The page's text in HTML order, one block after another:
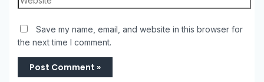
Save my name, email, and website in this browser for
the next time I comment.